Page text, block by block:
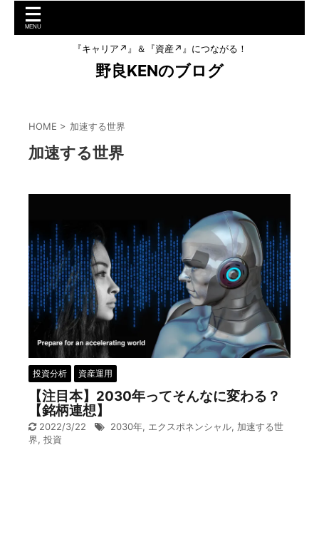
『キャリア↗︎』＆『資産↗︎』につながる！
野良KENのブログ
HOME > 加速する世界
加速する世界
投資分析 資産運用
【注目本】2030年ってそんなに変わる？
【銘柄連想】
2022/3/22 2030年, エクスポネンシャル, 加速する世
界, 投資